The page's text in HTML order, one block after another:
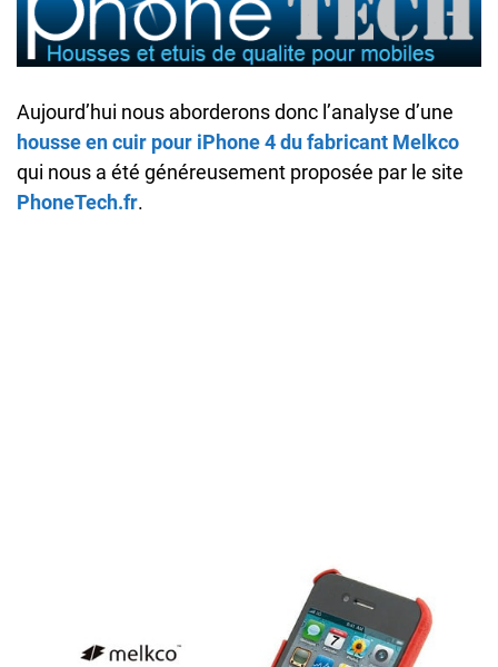
Aujourd’hui nous aborderons donc l’analyse d’une
housse en cuir pour iPhone 4 du fabricant Melkco
qui nous a été généreusement proposée par le site
PhoneTech.fr.